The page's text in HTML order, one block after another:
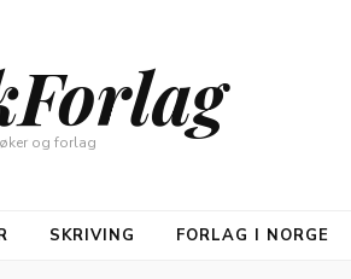
og forlag
SKRIVING FORLAG I NORGE